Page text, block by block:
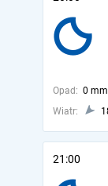
Opad: 0 mm
Wiatr:
21:00